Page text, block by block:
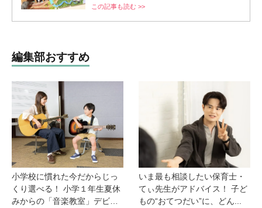
この記事も読む >>
編集部おすすめ
小学校に慣れた今だからじっ
くり選べる！ 小学１年生夏休
みからの「音楽教室」デビ
いま最も相談したい保育士・
てぃ先生がアドバイス！ 子ど
もの“おてつだい”に、どん...